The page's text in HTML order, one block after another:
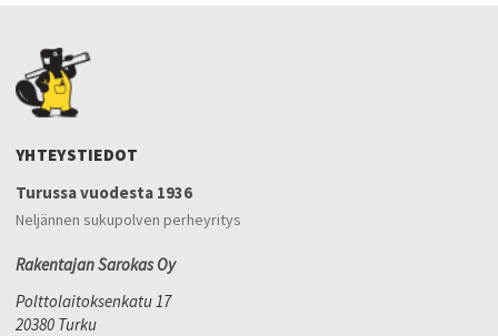
YHTEYSTIEDOT
Turussa vuodesta 1936
Neljännen sukupolven perheyritys
Rakentajan Sarokas Oy
Polttolaitoksenkatu 17
20380 Turku